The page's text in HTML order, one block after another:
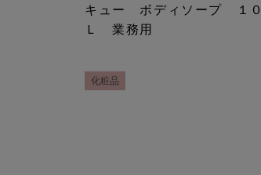
キュー ボディソープ １０
Ｌ 業務用
化粧品